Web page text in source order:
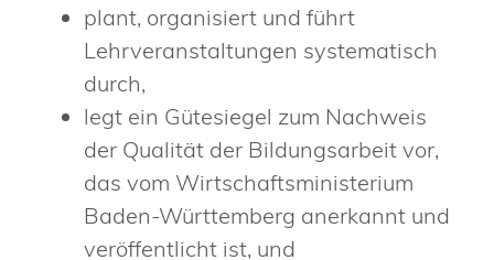
plant, organisiert und führt
Lehrveranstaltungen systematisch
durch,
legt ein Gütesiegel zum Nachweis
der Qualität der Bildungsarbeit vor,
das vom Wirtschaftsministerium
Baden-Württemberg anerkannt und
veröffentlicht ist, und